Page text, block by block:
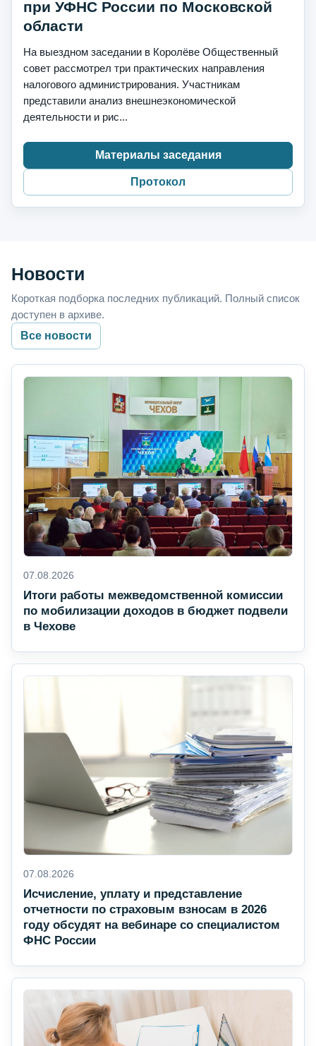
при УФНС России по Московской
области
На выездном заседании в Королёве Общественный
совет рассмотрел три практических направления
налогового администрирования. Участникам
представили анализ внешнеэкономической
деятельности и рис...
Материалы заседания
Протокол
Новости
Короткая подборка последних публикаций. Полный список
доступен в архиве.
Все новости
07.08.2026
Итоги работы межведомственной комиссии
по мобилизации доходов в бюджет подвели
в Чехове
07.08.2026
Исчисление, уплату и представление
отчетности по страховым взносам в 2026
году обсудят на вебинаре со специалистом
ФНС России